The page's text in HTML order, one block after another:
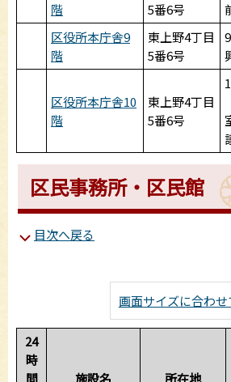
階
5番6号
区役所本庁舎9
階
東上野4丁目
5番6号
区役所本庁舎10
階
東上野4丁目
5番6号
区民事務所・区民館
目次へ戻る
画面サイズに合わせ
24
時
間
施設名 所在地